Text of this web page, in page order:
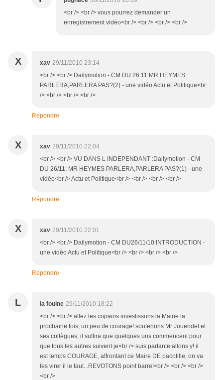
<br /> <br /> vous pourrez demander un
enregistrement vidéo<br /> <br /> <br /> <br />
X xav 29/11/2010 23:14
<br /> <br /> Dailymotion - CM DU 26:11:MR HEYMES
PARLERA,PARLERA PAS?(2) - une vidéo Actu et Politique<br
/> <br /> <br /> <br />
Répondre
X xav 29/11/2010 22:04
<br /> <br /> VU DANS L INDEPENDANT :Dailymotion - CM
DU 26/11: MR HEYMES PARLERA,PARLERA PAS?(1) - une
vidéo<br /> Actu et Politique<br /> <br /> <br /> <br />
Répondre
X xav 29/11/2010 22:01
<br /> <br /> Dailymotion - CM DU26/11/10:INTRODUCTION -
une vidéo Actu et Politique<br /> <br /> <br /> <br />
Répondre
L la fouine 29/11/2010 18:22
<br /> <br /> allez les copains investissons la Mairie la
prochaine fois, un peu de courage! soutenons Mr Jouendet et
ses collègues, il suffira que quelques uns commencent pour
que tous les autres suivent je<br /> suis partante allons y! il
est temps COURAGE, affrontant ce Maire DE pacotille, on va
les virer il le faut...REVOTONS point barre!<br /> <br /> <br />
<br />